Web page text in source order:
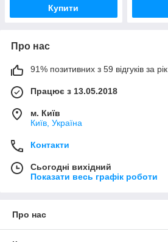
Купити
Про нас
91% позитивних з 59 відгуків за рік
Працює з 13.05.2018
м. Київ
Київ, Україна
Контакти
Сьогодні вихідний
Показати весь графік роботи
Про нас